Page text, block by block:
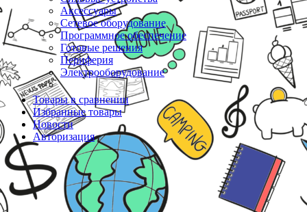
Аксессуары
Сетевое оборудование
Программное обеспечение
Готовые решения
Периферия
Электрооборудование
Товары в сравнении
Избранные товары
Новости
Авторизация